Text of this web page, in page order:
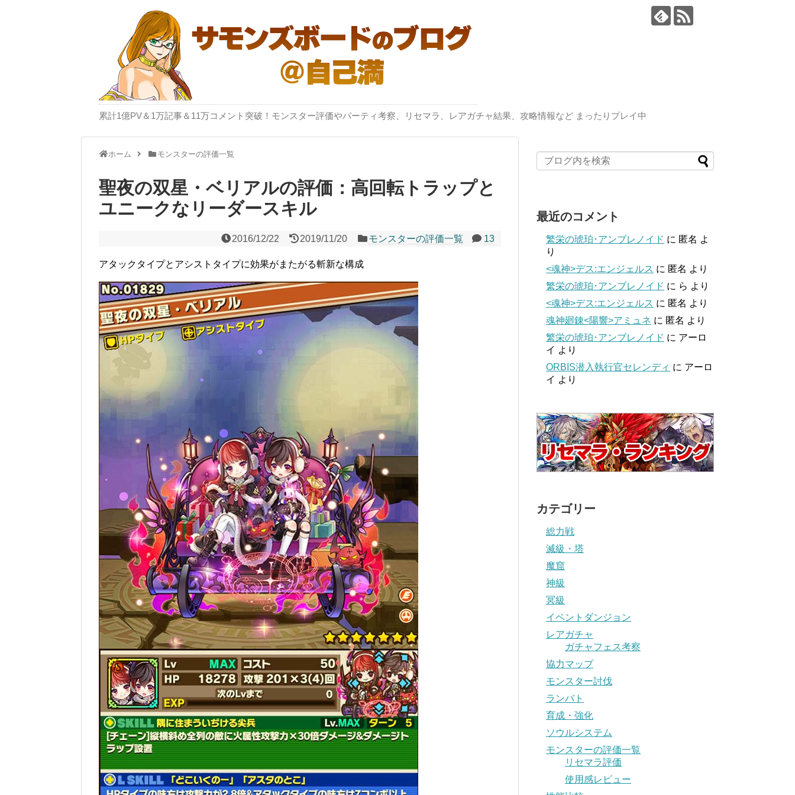
累計1億PV＆1万記事＆11万コメント突破！モンスター評価やパーティ考察、リセマラ、レアガチャ結果、攻略情報など まったりプレイ中
ホーム モンスターの評価一覧
聖夜の双星・ベリアルの評価：高回転トラップと
ユニークなリーダースキル
2016/12/22 2019/11/20 モンスターの評価一覧 13
アタックタイプとアシストタイプに効果がまたがる斬新な構成
最近のコメント
繁栄の琥珀･アンブレノイド に 匿名 よ
り
<魂神>デス:エンジェルス に 匿名 より
繁栄の琥珀･アンブレノイド に ら より
<魂神>デス:エンジェルス に 匿名 より
魂神廻錬<陽響>アミュネ に 匿名 より
繁栄の琥珀･アンブレノイド に アーロ
イ より
ORBIS潜入執行官セレンディ に アーロ
イ より
カテゴリー
総力戦
滅級・塔
魔窟
神級
冥級
イベントダンジョン
レアガチャ
ガチャフェス考察
協力マップ
モンスター討伐
ランバト
育成・強化
ソウルシステム
モンスターの評価一覧
リセマラ評価
使用感レビュー